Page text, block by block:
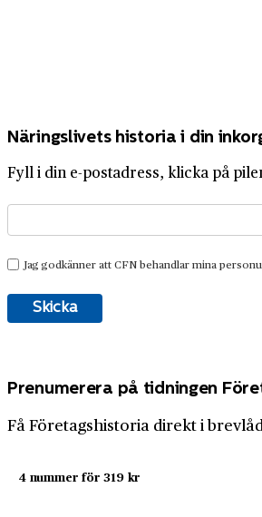
Näringslivets historia i din
Fyll i din e-postadress, klicka på
Prenumerera på tidningen
Få Företagshistoria direkt i
4 nummer för 319 kr